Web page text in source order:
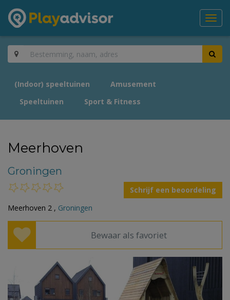
(Indoor) speeltuinen
Amusement
Speeltuinen
Sport & Fitness
Meerhoven
Groningen
Schrijf een beoordeling
Meerhoven 2 , Groningen
Bewaar als favoriet